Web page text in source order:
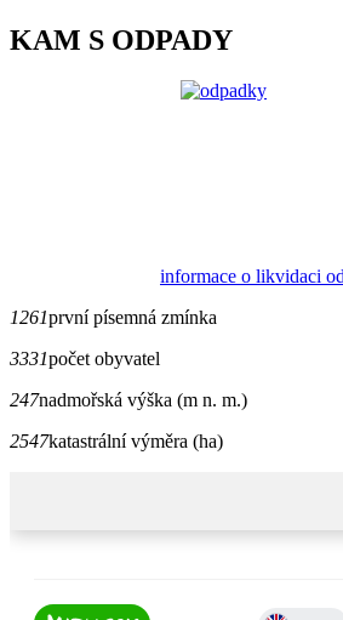
KAM S ODPADY
informace o likvidaci
1261první písemná zmínka
3331počet obyvatel
247nadmořská výška (m n. m.)
2547katastrální výměra (ha)